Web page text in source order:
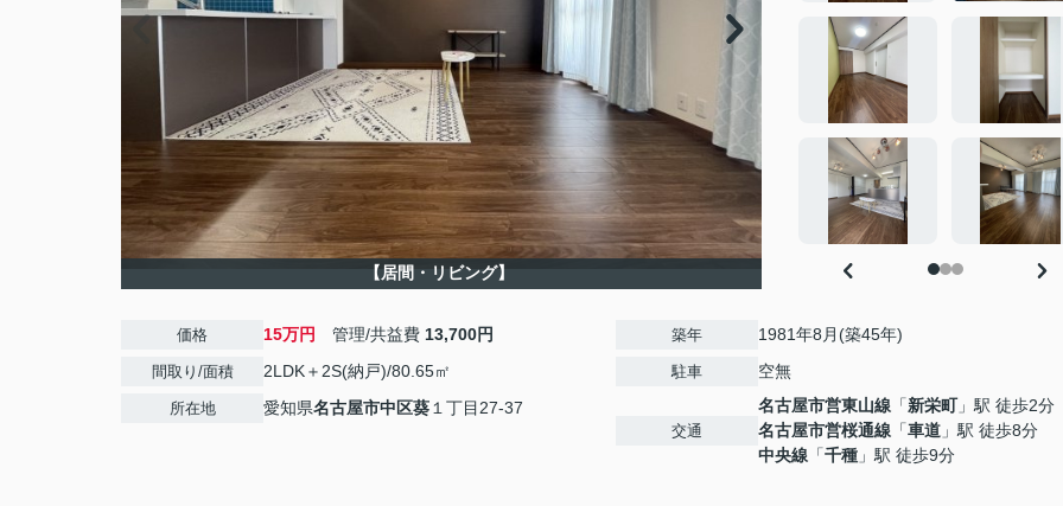
【居間・リビング】
価格 15万円 管理/共益費 13,700円
間取り/面積 2LDK＋2S(納戸)/80.65㎡
所在地 愛知県名古屋市中区葵 １丁目27-37
築年 1981年8月(築45年)
駐車 空無
交通
名古屋市営東山線 「新栄町」駅 徒歩2分
名古屋市営桜通線 「車道 」駅 徒歩8分
中央線 「千種 」駅 徒歩9分